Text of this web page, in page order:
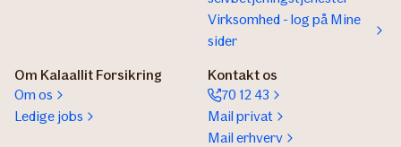
Virksomhed - log på Mine
sider
Om Kalaallit Forsikring
Om os
Ledige jobs
Kontakt os
70 12 43
Mail privat
Mail erhverv